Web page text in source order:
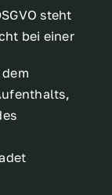
steht
bei einer